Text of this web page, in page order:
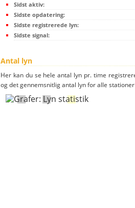
Sidst aktiv:
Sidste opdatering:
Sidste registrerede lyn:
Sidste signal:
Antal lyn
Her kan du se hele antal lyn pr. time
og det gennemsnitlig antal lyn for alle stationer